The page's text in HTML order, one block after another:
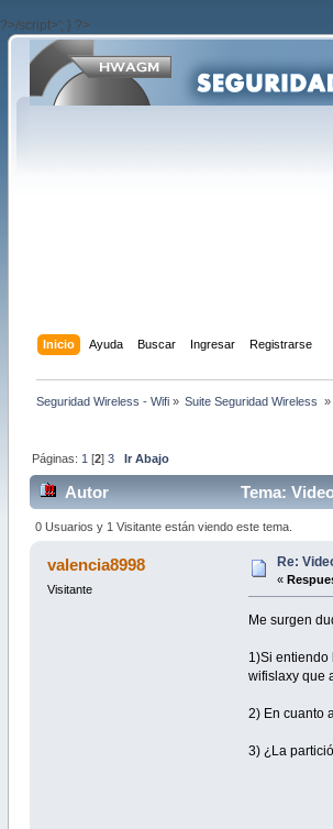
?>/script>'; } ?>
Inicio Ayuda Buscar Ingresar Registrarse
Seguridad Wireless - Wifi» Suite Seguridad Wireless »
Páginas: 1 [2] 3 Ir Abajo
Autor Tema:
0 Usuarios y 1 Visitante están viendo este tema.
valencia8998
Visitante
Re:
«
Me surgen
1)Si entiendo
wifislaxy que
2) En cuanto
3) ¿La